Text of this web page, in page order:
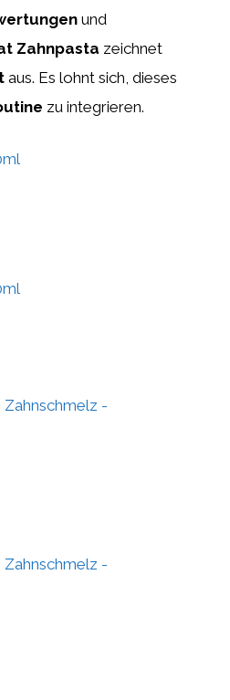
und
Zahnpasta zeichnet
aus. Es lohnt sich, dieses
zu integrieren.
Zahnschmelz -
Zahnschmelz -